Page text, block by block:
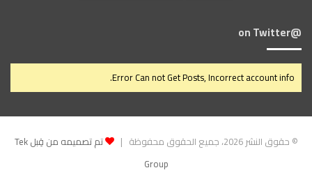
@on Twitter
Error Can not Get Posts, Incorrect account info.
© حقوق النشر 2026، جميع الحقوق محفوظة |
تم تصميمه من قِبل Tek
Group